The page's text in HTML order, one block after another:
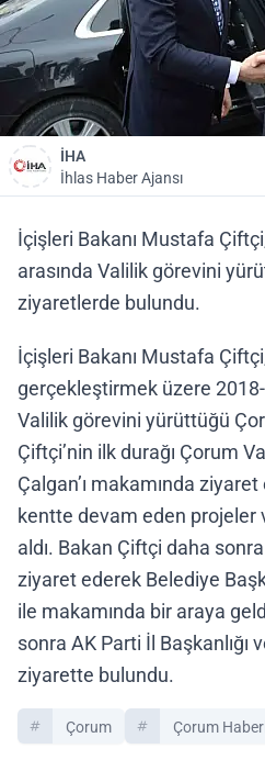
İHA
İhlas Haber Ajansı
İçişleri Bakanı Mustafa
arasında Valilik görevini
ziyaretlerde bulundu.
İçişleri Bakanı Mustafa
gerçekleştirmek üzere 2018-
Valilik görevini yürüttüğü
Çiftçi’nin ilk durağı Çorum
Çalgan’ı makamında
kentte devam eden projeler
aldı. Bakan Çiftçi daha
ziyaret ederek Belediye
ile makamında bir araya
sonra AK Parti İl Başkanlığı
ziyarette bulundu.
Çorum Çorum